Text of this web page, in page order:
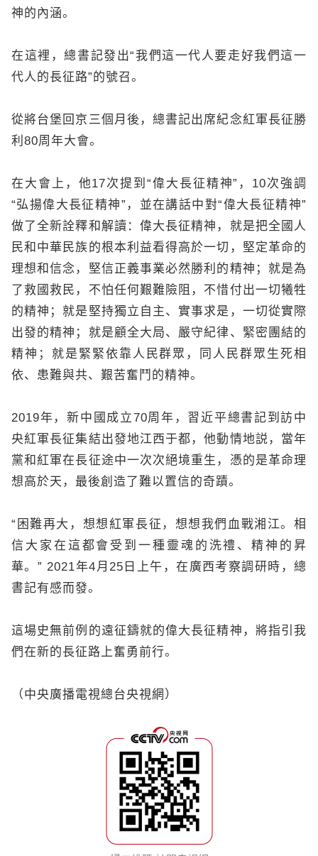
神的內涵。
在這裡，總書記發出“我們這一代人要走好我們這一
代人的長征路”的號召。
從將台堡回京三個月後，總書記出席紀念紅軍長征勝
利80周年大會。
在大會上，他17次提到“偉大長征精神”，10次強調
“弘揚偉大長征精神”，並在講話中對“偉大長征精神”
做了全新詮釋和解讀：偉大長征精神，就是把全國人
民和中華民族的根本利益看得高於一切，堅定革命的
理想和信念，堅信正義事業必然勝利的精神；就是為
了救國救民，不怕任何艱難險阻，不惜付出一切犧牲
的精神；就是堅持獨立自主、實事求是，一切從實際
出發的精神；就是顧全大局、嚴守紀律、緊密團結的
精神；就是緊緊依靠人民群眾，同人民群眾生死相
依、患難與共、艱苦奮鬥的精神。
2019年，新中國成立70周年，習近平總書記到訪中
央紅軍長征集結出發地江西于都，他動情地説，當年
黨和紅軍在長征途中一次次絕境重生，憑的是革命理
想高於天，最後創造了難以置信的奇蹟。
“困難再大，想想紅軍長征，想想我們血戰湘江。相
信大家在這都會受到一種靈魂的洗禮、精神的昇
華。” 2021年4月25日上午，在廣西考察調研時，總
書記有感而發。
這場史無前例的遠征鑄就的偉大長征精神，將指引我
們在新的長征路上奮勇前行。
（中央廣播電視總台央視網）